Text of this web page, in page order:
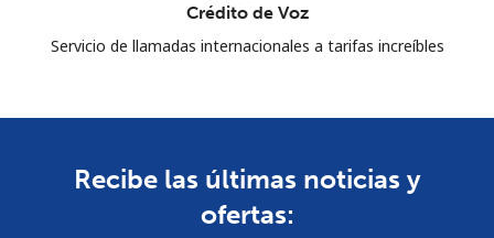
Crédito de Voz
Servicio de llamadas internacionales a tarifas increíbles
Recibe las últimas noticias y
ofertas: